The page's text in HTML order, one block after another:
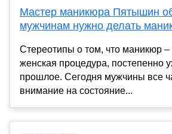
Мастер маникюра Пятышин
мужчинам нужно делать
Стереотипы о том, что маникюр –
женская процедура, постепенно
прошлое. Сегодня мужчины все
внимание на состояние...